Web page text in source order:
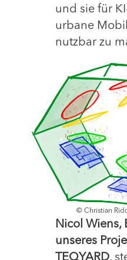
und sie für
urbane
nutzbar zu
© Christian
Nicol Wiens,
unseres
TEQYARD,